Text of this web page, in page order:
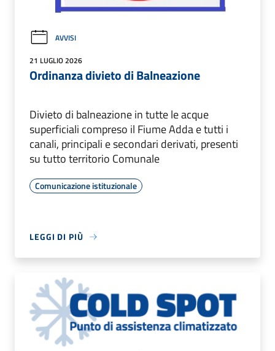
AVVISI
21 LUGLIO 2026
Ordinanza divieto di Balneazione
Divieto di balneazione in tutte le acque
superficiali compreso il Fiume Adda e tutti i
canali, principali e secondari derivati, presenti
su tutto territorio Comunale
Comunicazione istituzionale
LEGGI DI PIÙ